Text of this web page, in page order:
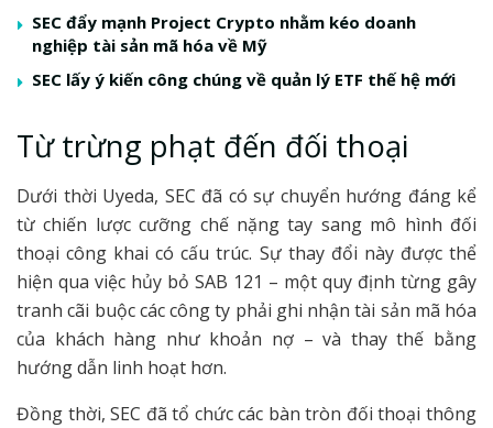
SEC đẩy mạnh Project Crypto nhằm kéo doanh
nghiệp tài sản mã hóa về Mỹ
SEC lấy ý kiến công chúng về quản lý ETF thế hệ mới
Từ trừng phạt đến đối thoại
Dưới thời Uyeda, SEC đã có sự chuyển hướng đáng kể
từ chiến lược cưỡng chế nặng tay sang mô hình đối
thoại công khai có cấu trúc. Sự thay đổi này được thể
hiện qua việc hủy bỏ SAB 121 – một quy định từng gây
tranh cãi buộc các công ty phải ghi nhận tài sản mã hóa
của khách hàng như khoản nợ – và thay thế bằng
hướng dẫn linh hoạt hơn.
Đồng thời, SEC đã tổ chức các bàn tròn đối thoại thông